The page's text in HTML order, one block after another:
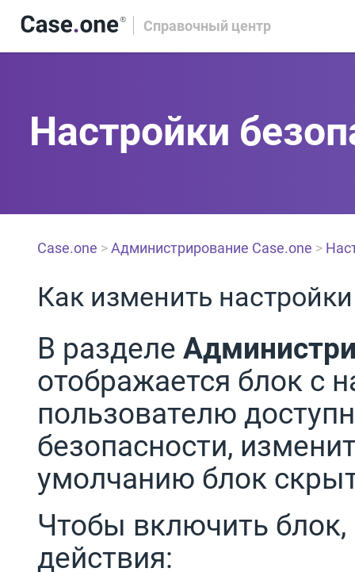
Справочный центр
Настройки
Case.one >Администрирование Case.one >
Как изменить
В разделе
отображается блок с
пользователю
безопасности,
умолчанию блок
Чтобы включить
действия: